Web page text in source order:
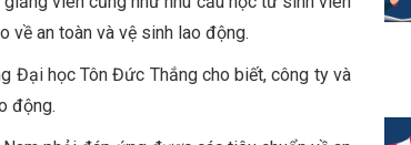
về an toàn và vệ sinh lao động.
Đại học Tôn Đức Thắng cho biết, công ty và
động.